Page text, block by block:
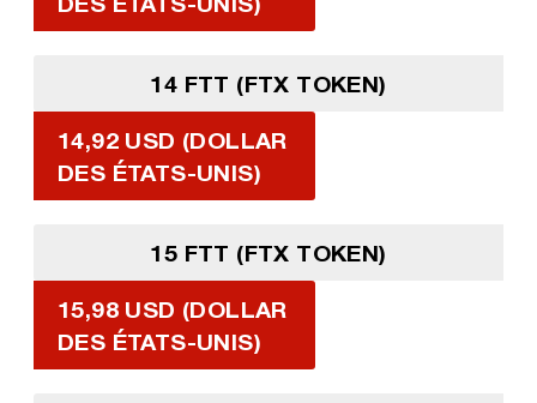
14 FTT (FTX TOKEN)
14,92 USD (DOLLAR
DES ÉTATS-UNIS)
15 FTT (FTX TOKEN)
15,98 USD (DOLLAR
DES ÉTATS-UNIS)